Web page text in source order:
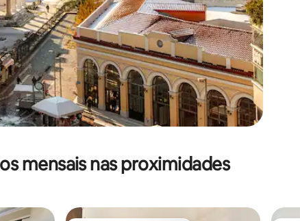
mensais nas proximidades